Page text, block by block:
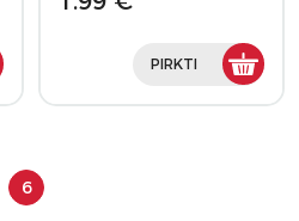
PIRKTI
6